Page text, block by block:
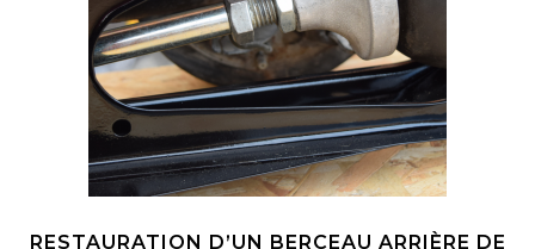
RESTAURATION D’UN BERCEAU ARRIÈRE DE